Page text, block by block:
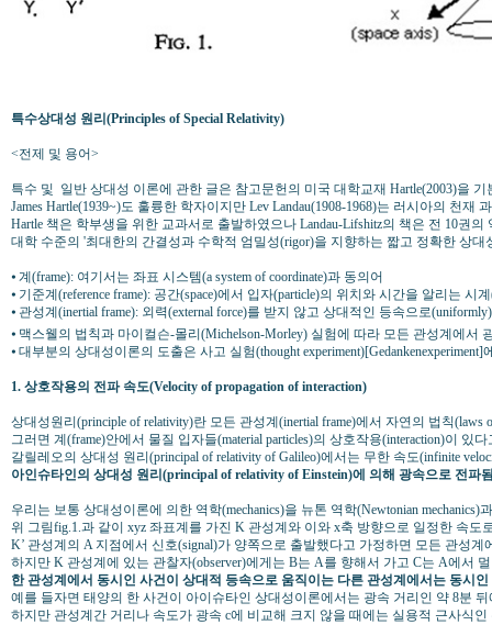
특수상대성 원리(Principles of Special Relativity)
<전제 및 용어>
특수 및 일반 상대성 이론에 관한 글은 참고문헌의 미국 대학교재 Hartle(2003)을
James Hartle(1939~)도 훌륭한 학자이지만 Lev Landau(1908-1968)는 러시아의 천
Hartle 책은 학부생을 위한 교과서로 출발하였으나 Landau-Lifshitz의 책은 전 10권
대학 수준의 '최대한의 간결성과 수학적 엄밀성(rigor)을 지향하는 짧고 정확한 상
⦁ 계(frame): 여기서는 좌표 시스템(a system of coordinate)과 동의어
⦁ 기준계(reference frame): 공간(space)에서 입자(particle)의 위치와 시간을 알리는 시
⦁ 관성계(inertial frame): 외력(external force)를 받지 않고 상대적인 등속으로
⦁ 맥스웰의 법칙과 마이컬슨-몰리(Michelson-Morley) 실험에 따라 모든 관성계에서
⦁ 대부분의 상대성이론의 도출은 사고 실험(thought experiment)[Gedankenexperiment]
1. 상호작용의 전파 속도(Velocity of propagation of interaction)
상대성원리(principle of relativity)란 모든 관성계(inertial frame)에서 자연의 법칙
그러면 계(frame)안에서 물질 입자들(material particles)의 상호작용(interaction)이 있
갈릴레오의 상대성 원리(principal of relativity of Galileo)에서는 무한 속도(infinite
아인슈타인의 상대성 원리(principal of relativity of Einstein)에 의해 광속으로 전파
우리는 보통 상대성이론에 의한 역학(mechanics)을 뉴톤 역학(Newtonian
위 그림fig.1.과 같이 xyz 좌표계를 가진 K 관성계와 이와 x축 방향으로 일정한 속도
K’ 관성계의 A 지점에서 신호(signal)가 양쪽으로 출발했다고 가정하면 모든 관성
하지만 K 관성계에 있는 관찰자(observer)에게는 B는 A를 향해서 가고 C는 A에서
한 관성계에서 동시인 사건이 상대적 등속으로 움직이는 다른 관성계에서는 동시
예를 들자면 태양의 한 사건이 아이슈타인 상대성이론에서는 광속 거리인 약 8분
하지만 관성계간 거리나 속도가 광속 c에 비교해 크지 않을 때에는 실용적 근사식